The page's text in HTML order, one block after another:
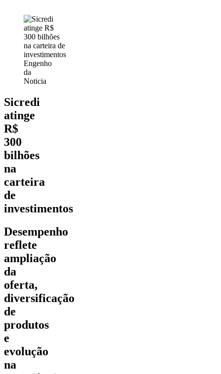
Engenho
da
Noticia
Sicredi
atinge
R$
300
bilhões
na
carteira
de
investimentos
Desempenho
reflete
ampliação
da
oferta,
diversificação
de
produtos
e
evolução
na